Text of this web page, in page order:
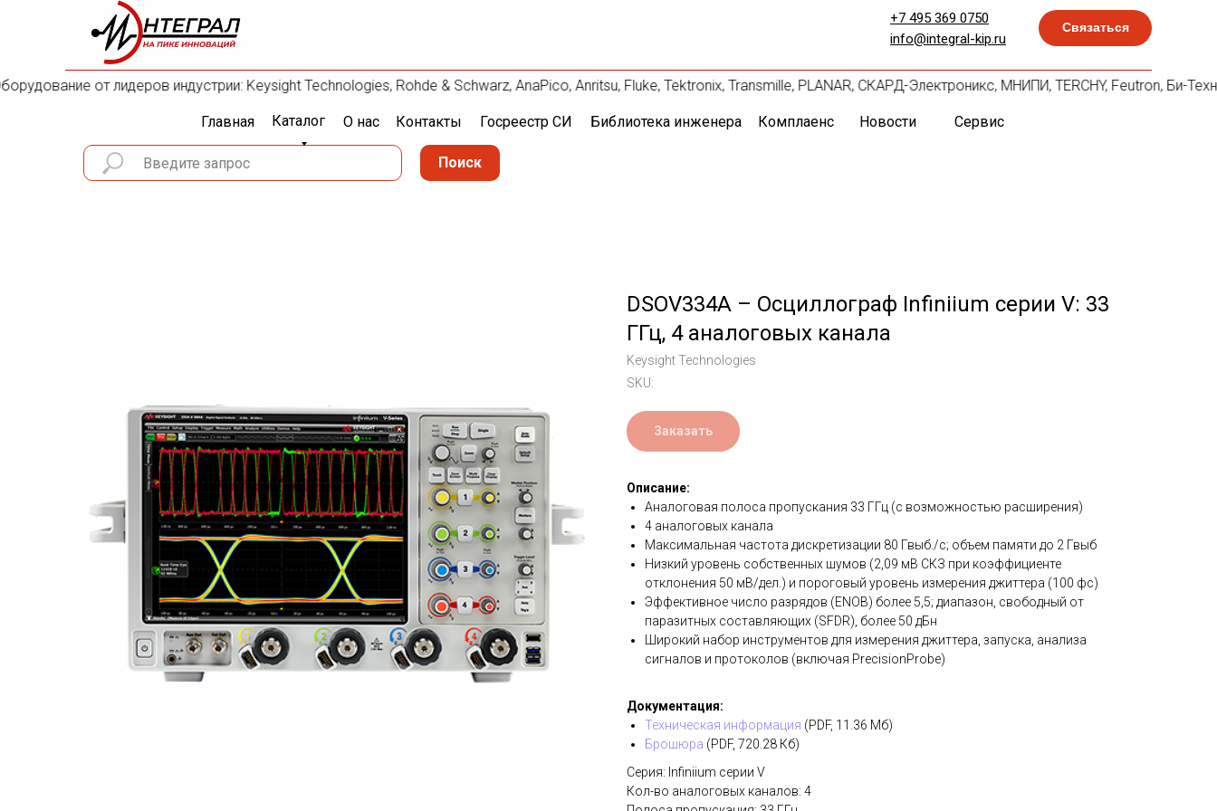
Связаться
+7 495 369 0750
info@integral-kip.ru
от лидеров индустрии: Keysight Technologies, Rohde & Schwarz, AnaPico, Anritsu, Fluke, Tektronix, Transmille, PLANAR, СКАРД-Электроникс, МНИПИ, TERCHY, Feutron, Би-Техно,
Главная Каталог О нас Контакты Госреестр СИ Библиотека инженера Комплаенс Новости Сервис
Поиск
DSOV334A – Осциллограф Infiniium серии V: 33
ГГц, 4 аналоговых канала
Keysight Technologies
SKU:
Заказать
Описание:
Аналоговая полоса пропускания 33 ГГц (с возможностью расширения)
4 аналоговых канала
Максимальная частота дискретизации 80 Гвыб./с; объем памяти до 2 Гвыб
Низкий уровень собственных шумов (2,09 мВ СКЗ при коэффициенте
отклонения 50 мВ/дел.) и пороговый уровень измерения джиттера (100 фс)
Эффективное число разрядов (ENOB) более 5,5; диапазон, свободный от
паразитных составляющих (SFDR), более 50 дБн
Широкий набор инструментов для измерения джиттера, запуска, анализа
сигналов и протоколов (включая PrecisionProbe)
Документация:
Техническая информация (PDF, 11.36 Мб)
Брошюра (PDF, 720.28 Кб)
Серия: Infiniium серии V
Кол-во аналоговых каналов: 4